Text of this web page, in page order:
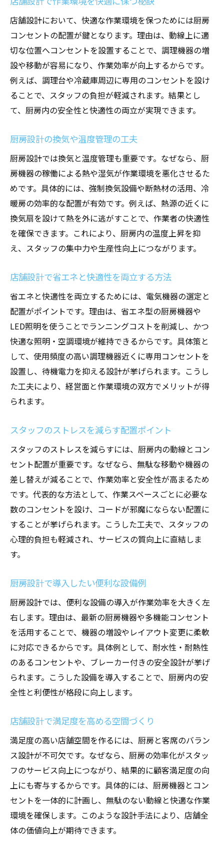
店舗設計において、快適な作業環境を保つためには厨房
コンセントの配置が鍵となります。理由は、動線上に適
切な位置へコンセントを設置することで、調理機器の増
設や移動が容易になり、作業効率が向上するからです。
例えば、調理台や冷蔵庫周辺に専用のコンセントを設け
ることで、スタッフの負担が軽減されます。結果とし
て、厨房内の安全性と快適性の両立が実現できます。
厨房設計の換気や温度管理の工夫
厨房設計では換気と温度管理も重要です。なぜなら、厨
房機器の稼働による熱や湿気が作業環境を悪化させるた
めです。具体的には、強制換気設備や断熱材の活用、冷
暖房の効率的な配置が有効です。例えば、熱源の近くに
換気扇を設けて熱を外に逃がすことで、作業者の快適性
を確保できます。これにより、厨房内の温度上昇を抑
え、スタッフの集中力や生産性向上につながります。
店舗設計で省エネと快適性を両立する方法
省エネと快適性を両立するためには、電気機器の選定と
配置がポイントです。理由は、省エネ型の厨房機器や
LED照明を使うことでランニングコストを削減し、かつ
快適な照明・空調環境が維持できるからです。具体策と
して、使用頻度の高い調理機器近くに専用コンセントを
設置し、待機電力を抑える設計が挙げられます。こうし
た工夫により、経営面と作業環境の双方でメリットが得
られます。
スタッフのストレスを減らす配置ポイント
スタッフのストレスを減らすには、厨房内の動線とコン
セント配置が重要です。なぜなら、無駄な移動や機器の
差し替えが減ることで、作業効率と安全性が高まるため
です。代表的な方法として、作業スペースごとに必要な
数のコンセントを設け、コードが邪魔にならない配置に
することが挙げられます。こうした工夫で、スタッフの
心理的負担も軽減され、サービスの質向上に直結しま
す。
厨房設計で導入したい便利な設備例
厨房設計では、便利な設備の導入が作業効率を大きく左
右します。理由は、最新の厨房機器や多機能コンセント
を活用することで、機器の増設やレイアウト変更に柔軟
に対応できるからです。具体例として、耐水性・耐熱性
のあるコンセントや、ブレーカー付きの安全設計が挙げ
られます。こうした設備を導入することで、厨房内の安
全性と利便性が格段に向上します。
店舗設計で満足度を高める空間づくり
満足度の高い店舗空間を作るには、厨房と客席のバラン
ス設計が不可欠です。なぜなら、厨房の効率化がスタッ
フのサービス向上につながり、結果的に顧客満足度の向
上にも寄与するからです。具体的には、厨房機器とコン
セントを一体的に計画し、無駄のない動線と快適な作業
環境を確保します。このような設計手法により、店舗全
体の価値向上が期待できます。